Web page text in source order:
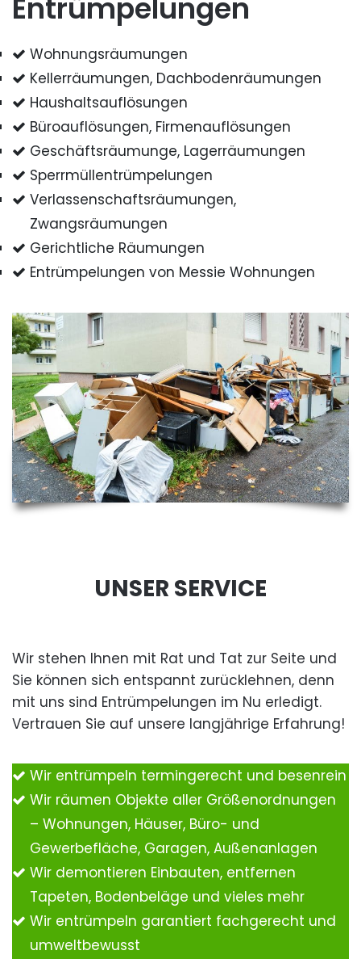
Entrümpelungen
Wohnungsräumungen
Kellerräumungen, Dachbodenräumungen
Haushaltsauflösungen
Büroauflösungen, Firmenauflösungen
Geschäftsräumunge, Lagerräumungen
Sperrmüllentrümpelungen
Verlassenschaftsräumungen,
Zwangsräumungen
Gerichtliche Räumungen
Entrümpelungen von Messie Wohnungen
UNSER SERVICE
Wir stehen Ihnen mit Rat und Tat zur Seite und
Sie können sich entspannt zurücklehnen, denn
mit uns sind Entrümpelungen im Nu erledigt.
Vertrauen Sie auf unsere langjährige Erfahrung!
Wir entrümpeln termingerecht und besenrein
Wir räumen Objekte aller Größenordnungen
– Wohnungen, Häuser, Büro- und
Gewerbefläche, Garagen, Außenanlagen
Wir demontieren Einbauten, entfernen
Tapeten, Bodenbeläge und vieles mehr
Wir entrümpeln garantiert fachgerecht und
umweltbewusst